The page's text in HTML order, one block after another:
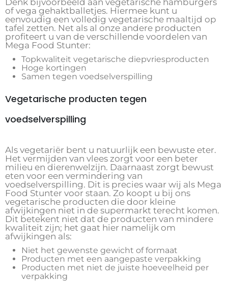
Denk bijvoorbeeld aan vegetarische hamburgers
of vega gehaktballetjes. Hiermee kunt u
eenvoudig een volledig vegetarische maaltijd op
tafel zetten. Net als al onze andere producten
profiteert u van de verschillende voordelen van
Mega Food Stunter:
Topkwaliteit vegetarische diepvriesproducten
Hoge kortingen
Samen tegen voedselverspilling
Vegetarische producten tegen
voedselverspilling
Als vegetariër bent u natuurlijk een bewuste eter.
Het vermijden van vlees zorgt voor een beter
milieu en dierenwelzijn. Daarnaast zorgt bewust
eten voor een vermindering van
voedselverspilling. Dit is precies waar wij als Mega
Food Stunter voor staan. Zo koopt u bij ons
vegetarische producten die door kleine
afwijkingen niet in de supermarkt terecht komen.
Dit betekent niet dat de producten van mindere
kwaliteit zijn; het gaat hier namelijk om
afwijkingen als:
Niet het gewenste gewicht of formaat
Producten met een aangepaste verpakking
Producten met niet de juiste hoeveelheid per
verpakking